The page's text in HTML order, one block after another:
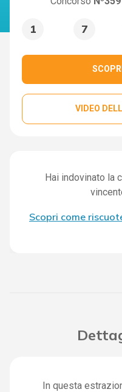
1 7
VIDEO
Hai indovinato la
Scopri come
In questa